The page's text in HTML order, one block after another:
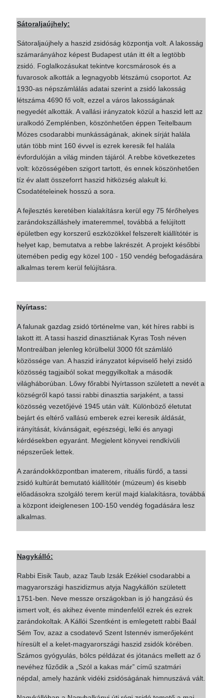
Sátoraljaújhely:
Sátoraljaújhely a haszid zsidóság központja volt. A lakosság
számarányához képest Budapest után itt élt a legtöbb
zsidó. Foglalkozásukat tekintve korcsmárosok és a
fuvarosok alkották a legnagyobb létszámú csoportot. Az
1930-as népszámlálás adatai szerint a zsidó lakosság
létszáma 4690 fő volt, ezzel a város lakosságának
negyedét alkották. A vallási irányzatok közül a haszid lett az
uralkodó Zemplénben, köszönhetően éppen Teitelbaum
Mózes csodarabbi munkásságának, akinek sírját halála
után több mint 160 évvel is ezrek keresik fel halála
évfordulóján a világ minden tájáról. A rebbe következetes
volt: közösségében szigort tartott, és ennek köszönhetően
tíz év alatt összeforrt haszid hitközség alakult ki.
Csodatételeinek hosszú a sora.
A fejlesztés keretében kialakításra kerül egy 75 férőhelyes
zarándokszálláshely imateremmel, továbbá a felújított
épületben egy korszerű eszközökkel felszerelt kiállítótér is
helyet kap, bemutatva a rebbe lakrészét. A projekt későbbi
ütemében pedig egy közel 100 - 150 vendég befogadására
alkalmas terem kerül felújításra.
Nyírtass:
A falunak gazdag zsidó történelme van, két híres rabbi is
lakott itt. A tassi haszid dinasztiának Kyras Tosh néven
Montreálban jelenleg körülbelül 3000 főt számláló
közössége van. A haszid irányzatot képviselő helyi zsidó
közösség tagjaiból sokat meggyilkoltak a második
világháborúban. Lőwy főrabbi Nyírtasson született a nevét a
községről kapó tassi rabbi dinasztia sarjaként, a tassi
közösség vezetőjévé 1945 után vált. Különböző életutat
bejárt és eltérő vallású emberek ezrei keresik áldását,
irányítását, kívánságait, egészségi, lelki és anyagi
kérdésekben egyaránt. Megjelent könyvei rendkívüli
népszerűek lettek.
A zarándokközpontban imaterem, rituális fürdő, a tassi
zsidó kultúrát bemutató kiállítótér (múzeum) és kisebb
előadásokra szolgáló terem kerül majd kialakításra, továbbá
a központ ideiglenesen 100-150 vendég fogadására lesz
alkalmas.
Nagykálló:
Rabbi Eisik Taub, azaz Taub Izsák Ezékiel csodarabbi a
magyarországi haszidizmus atyja Nagykállón született
1751-ben. Neve messze országokban is jó hangzású és
ismert volt, és akihez évente mindenfelől ezrek és ezrek
zarándokoltak. A Kállói Szentként is emlegetett rabbi Baál
Sém Tov, azaz a csodatevő Szent Istennév ismerőjeként
híresült el a kelet-magyarországi haszid zsidók körében.
Számos gyógyulás, bölcs példázat és jótanács mellett az ő
nevéhez fűződik a „Szól a kakas már” című szatmári
népdal, amely hazánk vidéki zsidóságának himnuszává vált.